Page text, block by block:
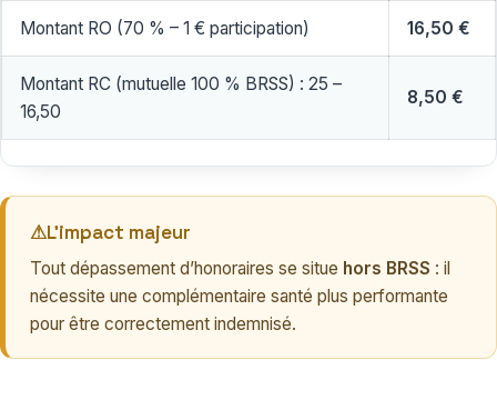
Montant RO (70 % – 1 € participation) 16,50 €
Montant RC (mutuelle 100 % BRSS) : 25 –
16,50
8,50 €
⚠L’impact majeur
Tout dépassement d’honoraires se situe hors BRSS : il
nécessite une complémentaire santé plus performante
pour être correctement indemnisé.